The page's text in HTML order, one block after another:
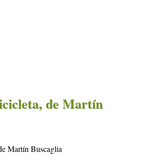
de Martín
Martín Buscaglia